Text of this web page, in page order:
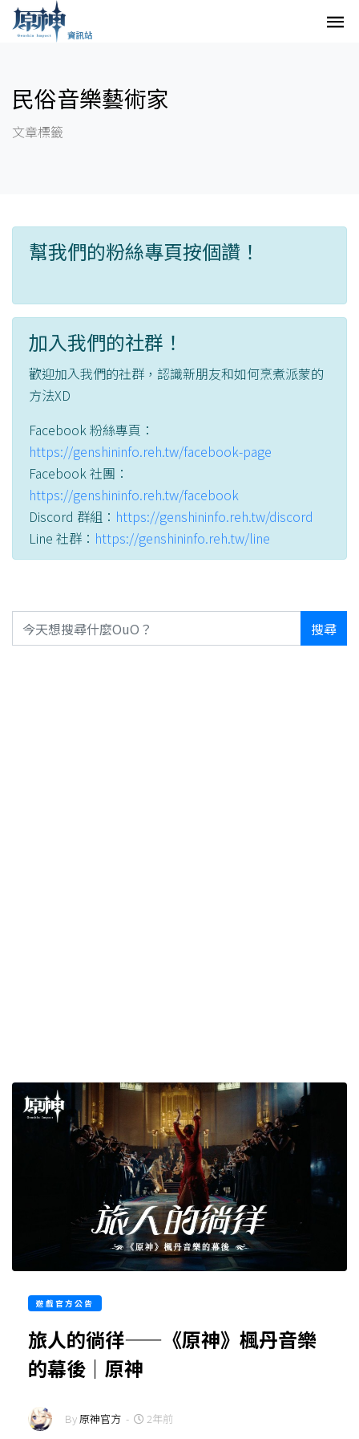
民俗音樂藝術家
文章標籤
幫我們的粉絲專頁按個讚！
加入我們的社群！
歡迎加入我們的社群，認識新朋友和如何烹煮派蒙的
方法XD
Facebook 粉絲專頁：
https://genshininfo.reh.tw/facebook-page
Facebook 社團：
https://genshininfo.reh.tw/facebook
Discord 群組： https://genshininfo.reh.tw/discord
Line 社群： https://genshininfo.reh.tw/line
搜尋
遊戲官方公告
旅人的徜徉——《原神》楓丹音樂
的幕後｜原神
By原神官方 - 2年前